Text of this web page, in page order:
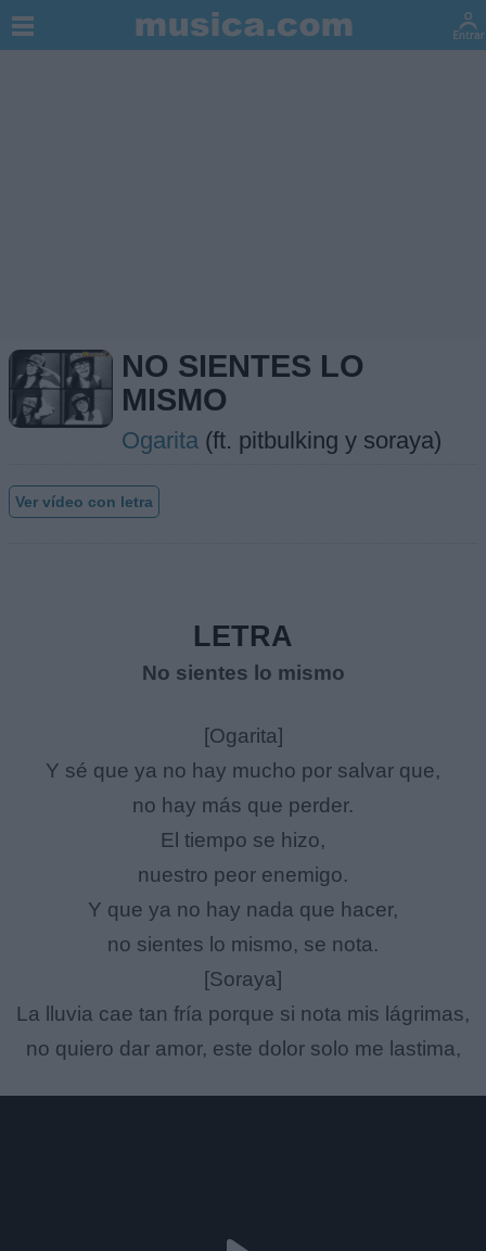
NO SIENTES LO
MISMO
Ogarita (ft. pitbulking y soraya)
Ver vídeo con letra
LETRA
No sientes lo mismo
[Ogarita]
Y sé que ya no hay mucho por salvar que,
no hay más que perder.
El tiempo se hizo,
nuestro peor enemigo.
Y que ya no hay nada que hacer,
no sientes lo mismo, se nota.
[Soraya]
La lluvia cae tan fría porque si nota mis lágrimas,
no quiero dar amor, este dolor solo me lastima,